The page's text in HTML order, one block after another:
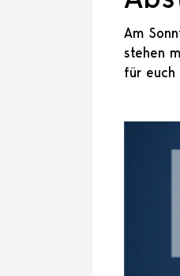
Am
stehen
für euch